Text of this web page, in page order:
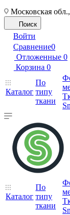
Московская
Поиск
Войти
Сравнение0
Отложенные 0
Корзина 0
Каталог
По
типу
ткани
Каталог
По
типу
ткани